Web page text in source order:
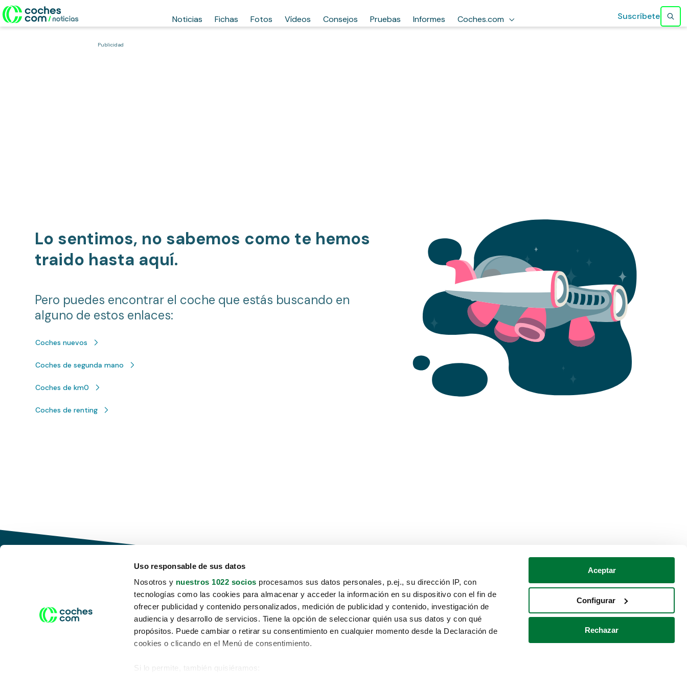
Uso responsable de sus datos
Nosotros y nuestros 1022 socios procesamos sus datos personales, p.ej., su dirección IP, con
tecnologías como las cookies para almacenar y acceder la información en su dispositivo con el fin de
ofrecer publicidad y contenido personalizados, medición de publicidad y contenido, investigación de
audiencia y desarrollo de servicios. Tiene la opción de seleccionar quién usa sus datos y con qué
propósitos. Puede cambiar o retirar su consentimiento en cualquier momento desde la Declaración de
cookies o clicando en el Menú de consentimiento.
Si lo permite, también quisiéramos:
Aceptar
Configurar
Rechazar
Noticias Fichas Fotos Vídeos Consejos Pruebas Informes Coches.com Suscríbete
Publicidad
Lo sentimos, no sabemos como te hemos
traido hasta aquí.
Pero puedes encontrar el coche que estás buscando en
alguno de estos enlaces:
Coches nuevos
Coches de segunda mano
Coches de km0
Coches de renting
Conduce tu futuro,
desata tu movilidad